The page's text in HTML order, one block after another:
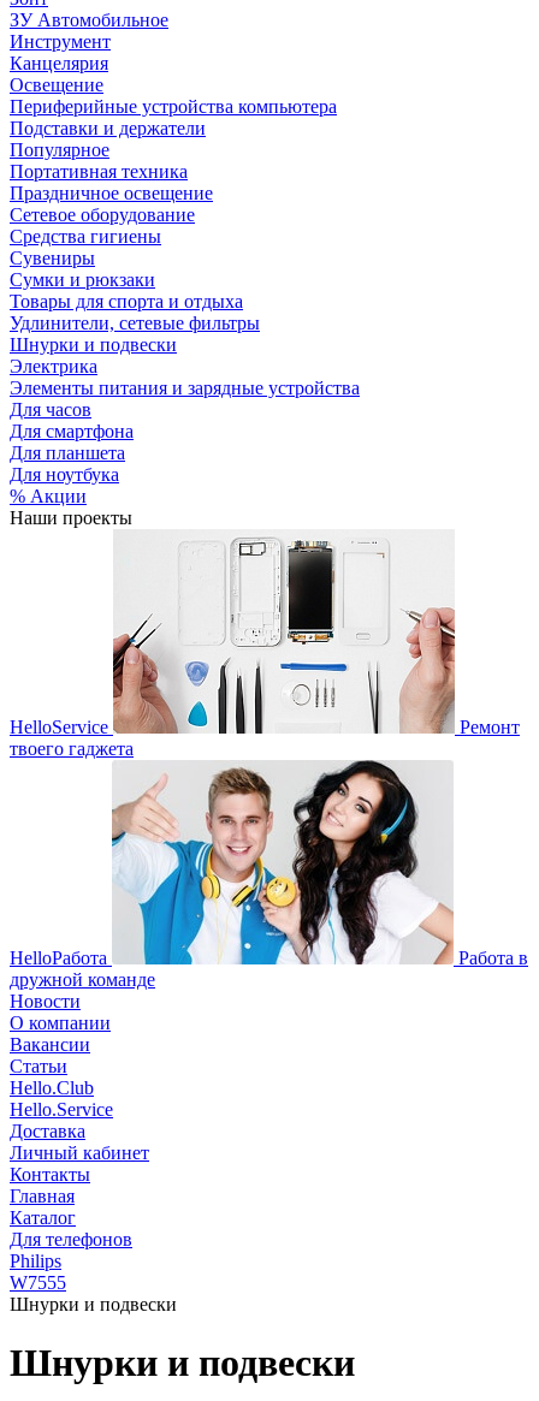
ЗУ Автомобильное
Инструмент
Канцелярия
Освещение
Периферийные устройства компьютера
Подставки и держатели
Популярное
Портативная техника
Праздничное освещение
Сетевое оборудование
Средства гигиены
Сувениры
Сумки и рюкзаки
Товары для спорта и отдыха
Удлинители, сетевые фильтры
Шнурки и подвески
Электрика
Элементы питания и зарядные устройства
Для часов
Для смартфона
Для планшета
Для ноутбука
% Акции
Наши проекты
HelloService
Ремонт
твоего гаджета
HelloРабота
Работа в
дружной команде
Новости
О компании
Вакансии
Статьи
Hello.Club
Hello.Service
Доставка
Личный кабинет
Контакты
Главная
Каталог
Для телефонов
Philips
W7555
Шнурки и подвески
Шнурки и подвески